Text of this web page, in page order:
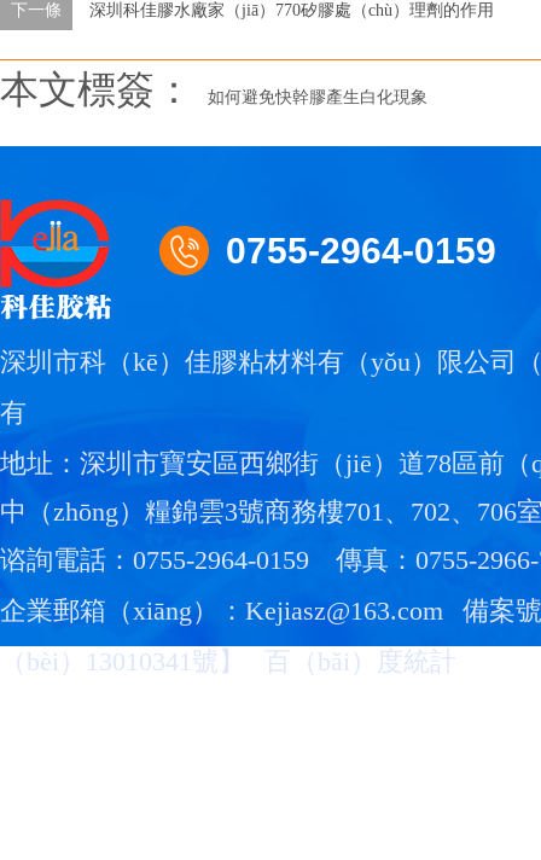
下一條 深圳科佳膠水廠家（jiā）770矽膠處（chù）理劑的作用
本文標簽： 如何避免快幹膠產生白化現象
0755-2964-0159
深圳市科（kē）佳膠粘材料有（yǒu）限公司
有
地址：深圳市寶安區西鄉街（jiē）道78區前（
中（zhōng）糧錦雲3號商務樓701、702、706
谘詢電話：0755-2964-0159
傳真：0755-
企業郵箱（xiāng）：Kejiasz@163.com
備案
（bèi）13010341號 】 百（bǎi）度統計